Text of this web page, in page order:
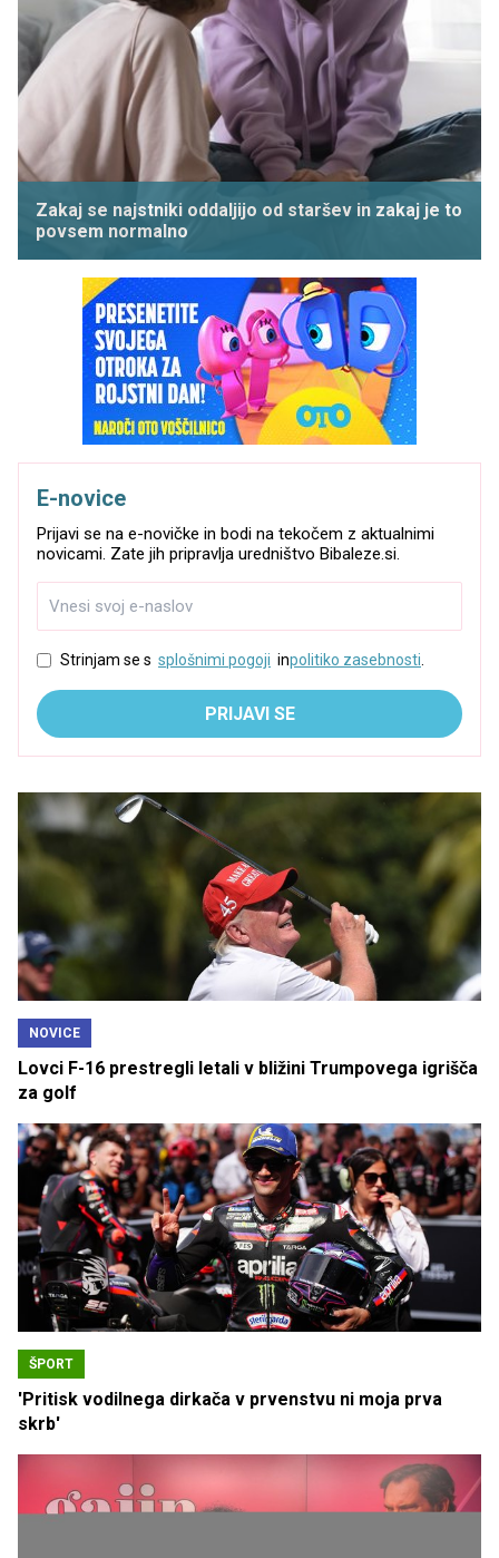
Zakaj se najstniki oddaljijo od staršev in zakaj je to
povsem normalno
E-novice
Prijavi se na e-novičke in bodi na tekočem z aktualnimi
novicami. Zate jih pripravlja uredništvo Bibaleze.si.
Strinjam se s splošnimi pogoji inpolitiko zasebnosti
PRIJAVI SE
NOVICE
Lovci F-16 prestregli letali v bližini Trumpovega igrišča
za golf
ŠPORT
'Pritisk vodilnega dirkača v prvenstvu ni moja prva
skrb'